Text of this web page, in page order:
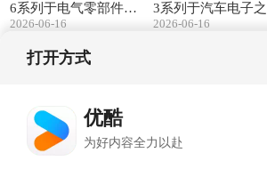
6系列于电气零部件之
应用|长距抓取无界·直
2026-06-16
3系列于汽车电子
用|智控雷达摆盘·柔
2026-06-16
打开方式
优酷
为好内容全力以赴